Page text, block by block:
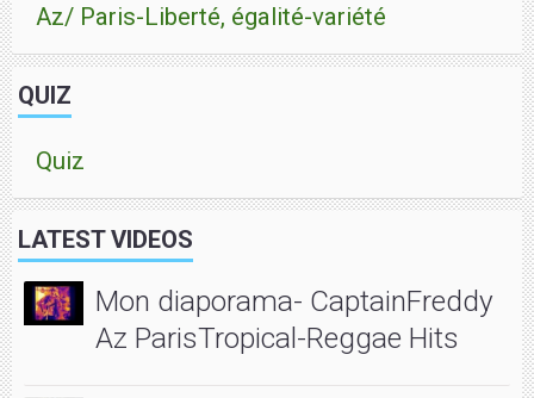
Az/ Paris-Liberté, égalité-variété
QUIZ
Quiz
LATEST VIDEOS
Mon diaporama- CaptainFreddy
Az ParisTropical-Reggae Hits